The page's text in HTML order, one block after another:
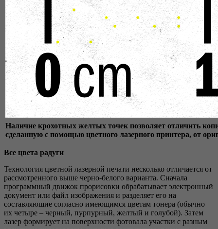
Наличие крохотных желтых точек позволяет отличить
сделанную с помощью цветного лазерного принтера, от
Все цвета радуги
Технология цветной лазерной печати несколько отличается от
рассмотренного выше черно-белого варианта. Сначала
программный движок прорисовки обрабатывает электронный
документ или файл изображения и разделяет его на
составляющие согласно имеющимся цветам тонера (обычно
их четыре – черный, пурпурный, желтый и голубой). Затем
лазер формирует на поверх­ности фотовала участки с разным